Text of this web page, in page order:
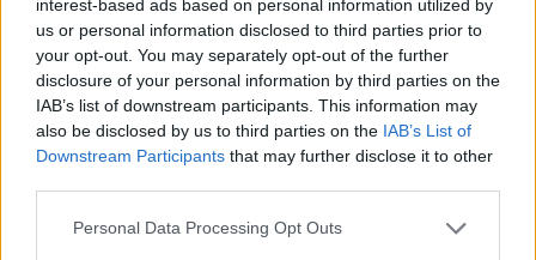
interest-based ads based on personal information utilized by
us or personal information disclosed to third parties prior to
your opt-out. You may separately opt-out of the further
disclosure of your personal information by third parties on the
IAB’s list of downstream participants. This information may
also be disclosed by us to third parties on the IAB’s List of
Downstream Participants that may further disclose it to other
Personal Data Processing Opt Outs